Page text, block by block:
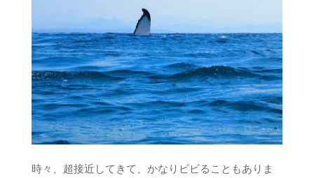
時々、超接近してきて、かなりビビることもありま